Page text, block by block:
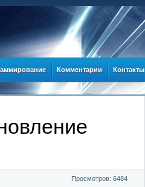
Комментарии Контакты
Просмотров: 6484